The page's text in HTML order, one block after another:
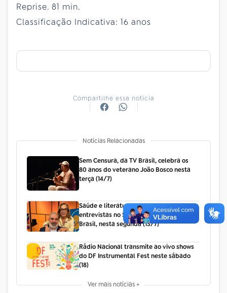
Reprise. 81 min.
Classificação Indicativa: 16 anos
Compartilhe essa notícia
Notícias Relacionadas
Sem Censura, da TV Brasil, celebra os
80 anos do veterano João Bosco nesta
terça (14/7)
Saúde e literatura pautam as
entrevistas no Sem Censura, da TV
Brasil, nesta segunda (13/7)
Rádio Nacional transmite ao vivo shows
do DF Instrumental Fest neste sábado
(18)
Ver mais notícias +